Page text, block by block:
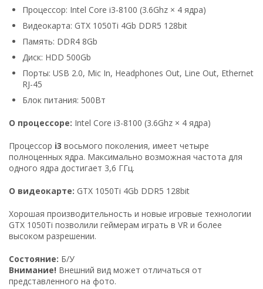
Процессор: Intel Core i3-8100 (3.6Ghz × 4 ядра)
Видеокарта: GTX 1050Ti 4Gb DDR5 128bit
Память: DDR4 8Gb
Диск: HDD 500Gb
Порты: USB 2.0, Mic In, Headphones Out, Line Out, Ethernet
RJ-45
Блок питания: 500Вт
О процессоре: Intel Core i3-8100 (3.6Ghz × 4 ядра)
Процессор i3 восьмого поколения, имеет четыре
полноценных ядра. Максимально возможная частота для
одного ядра достигает 3,6 ГГц.
О видеокарте: GTX 1050Ti 4Gb DDR5 128bit
Хорошая производительность и новые игровые технологии
GTX 1050Ti позволили геймерам играть в VR и более
высоком разрешении.
Состояние: Б/У
Внимание! Внешний вид может отличаться от
представленного на фото.